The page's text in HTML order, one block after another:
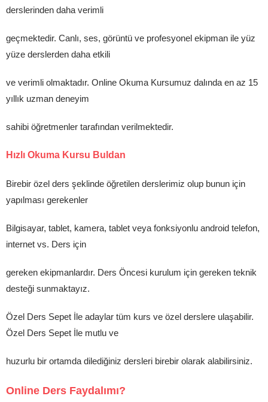
derslerinden daha verimli
geçmektedir. Canlı, ses, görüntü ve profesyonel ekipman ile yüz
yüze derslerden daha etkili
ve verimli olmaktadır. Online Okuma Kursumuz dalında en az 15
yıllık uzman deneyim
sahibi öğretmenler tarafından verilmektedir.
Hızlı Okuma Kursu Buldan
Birebir özel ders şeklinde öğretilen derslerimiz olup bunun için
yapılması gerekenler
Bilgisayar, tablet, kamera, tablet veya fonksiyonlu android telefon,
internet vs. Ders için
gereken ekipmanlardır. Ders Öncesi kurulum için gereken teknik
desteği sunmaktayız.
Özel Ders Sepet İle adaylar tüm kurs ve özel derslere ulaşabilir.
Özel Ders Sepet İle mutlu ve
huzurlu bir ortamda dilediğiniz dersleri birebir olarak alabilirsiniz.
Online Ders Faydalımı?